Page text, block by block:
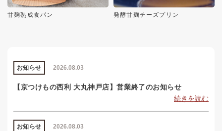
甘麹熟成食パン 発酵甘麹チーズプリン
2026.08.03
お知らせ
【京つけもの西利 大丸神戸店】営業終了のお知らせ
続きを読む
2026.08.03
お知らせ